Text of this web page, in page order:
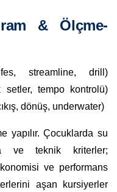
& Ölçme-
streamline, drill)
setler, tempo kontrolü)
dönüş, underwater)
yapılır. Çocuklarda su
ve teknik kriterler;
ve performans
aşan kursiyerler